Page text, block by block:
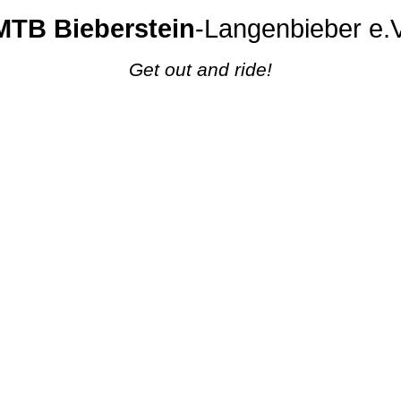
Bieberstein-Langenbieber
Get out and ride!